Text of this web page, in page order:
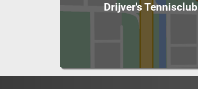
Drijver's Tennisclub